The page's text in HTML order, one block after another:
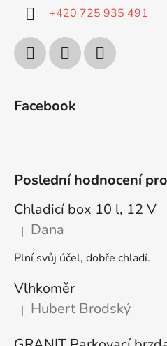
+420 725 935 491
Facebook
Poslední hodnocení
Chladicí box 10 l, 12 V
Hodnocení produktu je 5 z 5
| Dana
Plní svůj účel, dobře chladí.
Vlhkoměr
Hodnocení produktu je 5 z 5
| Hubert Brodský